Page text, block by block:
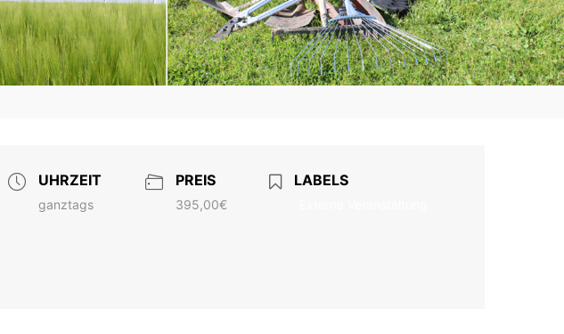
UHRZEIT
ganztags
PREIS
395,00€
LABELS